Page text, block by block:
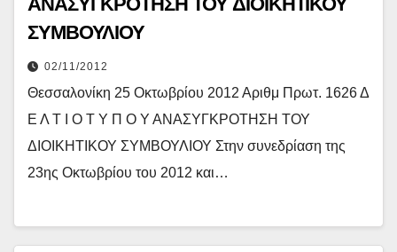
ΣΥΜΒΟΥΛΙΟΥ
02/11/2012
Θεσσαλονίκη 25 Οκτωβρίου 2012 Αριθμ Πρωτ. 1626 Δ
Ε Λ Τ Ι Ο Τ Υ Π Ο Υ ΑΝΑΣΥΓΚΡΟΤΗΣΗ ΤΟΥ
ΔΙΟΙΚΗΤΙΚΟΥ ΣΥΜΒΟΥΛΙΟΥ Στην συνεδρίαση της
23ης Οκτωβρίου του 2012 και…